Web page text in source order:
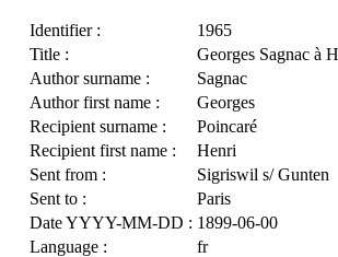
Identifier :
1965
Title :
Georges Sagnac à
Author surname :
Sagnac
Author first name :
Georges
Recipient surname :
Poincaré
Recipient first name :
Henri
Sent from :
Sigriswil s/ Gunten
Sent to :
Paris
Date YYYY-MM-DD : 1899-06-00
Language :
fr